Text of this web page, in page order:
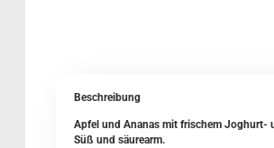
Beschreibung
Apfel und Ananas mit frischem Joghurt-
Süß und säurearm.